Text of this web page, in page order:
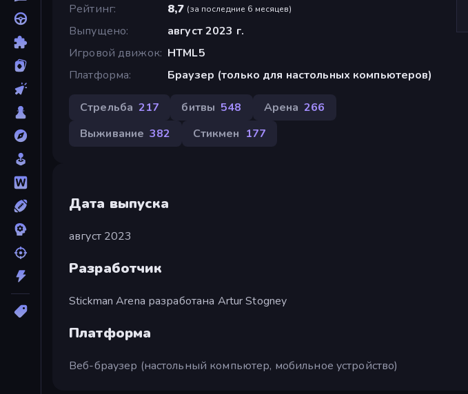
Рейтинг
8,7 (за последние 6 месяцев)
Выпущено
август 2023 г.
Игровой движок HTML5
Платформа
Браузер (только для настольных компьютеров)
Стрельба 217 битвы 548 Арена 266
Выживание 382 Стикмен 177
Дата выпуска
август 2023
Разработчик
Stickman Arena разработана Artur Stogney
Платформа
Веб-браузер (настольный компьютер, мобильное устройство)